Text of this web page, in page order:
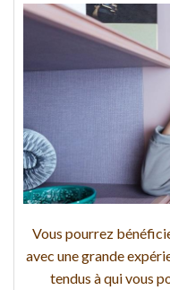
Vous pourrez
avec une grande
tendus à qui vous